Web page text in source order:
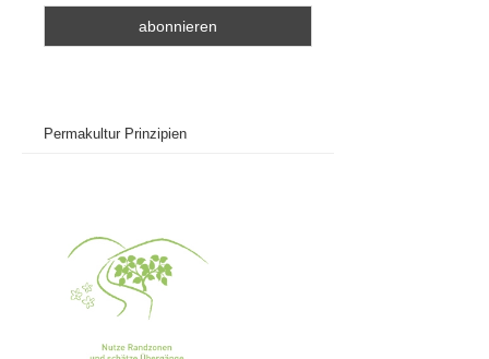
Permakultur Prinzipien